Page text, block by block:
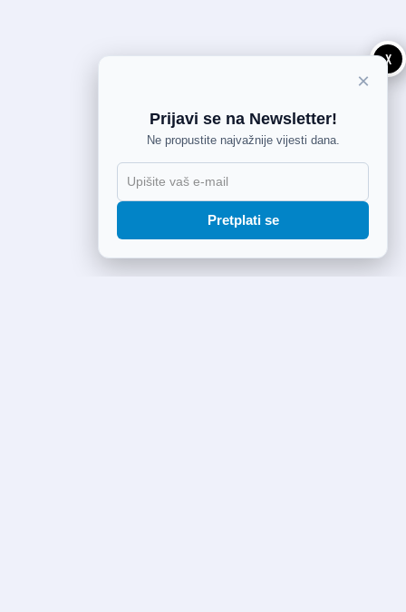
X
×
Prijavi se na Newsletter!
Ne propustite najvažnije vijesti dana.
Pretplati se